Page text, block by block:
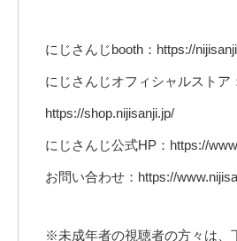
にじさんじbooth：https://
にじさんじオフィシャルストア
https://shop.nijisanji.jp/
にじさんじ公式HP：https://
お問い合わせ：https://
※未成年者の視聴者の方々は、